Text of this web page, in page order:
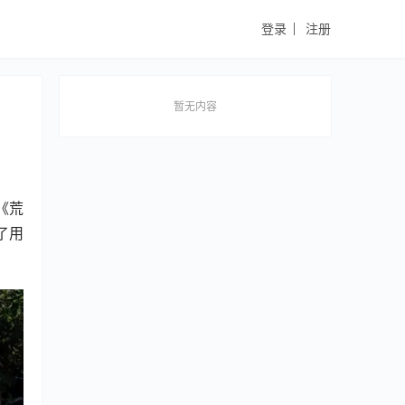
登录 注册
荒
用
暂无内容